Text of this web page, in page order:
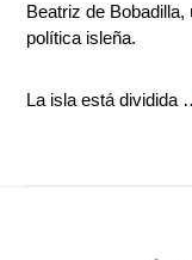
Beatriz de
política isleña.
La isla está dividida